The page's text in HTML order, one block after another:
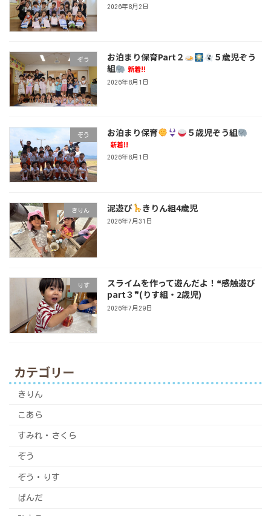
2026年8月2日
ぞう お泊まり保育Part２
５歳児ぞう
組
新着!!
2026年8月1日
ぞう お泊まり保育 ５歳児ぞう組
新着!!
2026年8月1日
きりん 泥遊び きりん組4歳児
2026年7月31日
りす
スライムを作って遊んだよ！❝感触遊び
part３❞(りす組・2歳児)
2026年7月29日
カテゴリー
きりん
こあら
すみれ・さくら
ぞう
ぞう・りす
ぱんだ